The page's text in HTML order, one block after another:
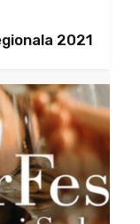
2021